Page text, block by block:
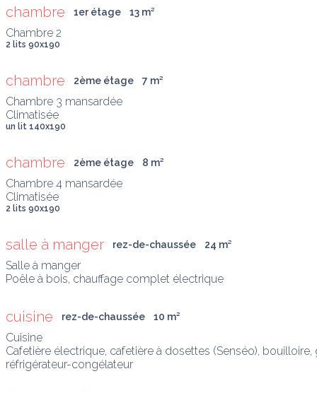
chambre 1er étage 13 m²
2 lits 90x190
chambre 2ème étage 7 m²
Chambre 3 mansardée
Climatisée
un lit 140x190
chambre 2ème étage 8 m²
Chambre 4 mansardée
Climatisée
2 lits 90x190
salle à manger rez-de-chaussée 24 m²
Salle à manger
Poêle à bois, chauffage complet électrique
cuisine rez-de-chaussée 10 m²
Cuisine
Cafetière électrique, cafetière à dosettes (Senséo),
réfrigérateur-congélateur